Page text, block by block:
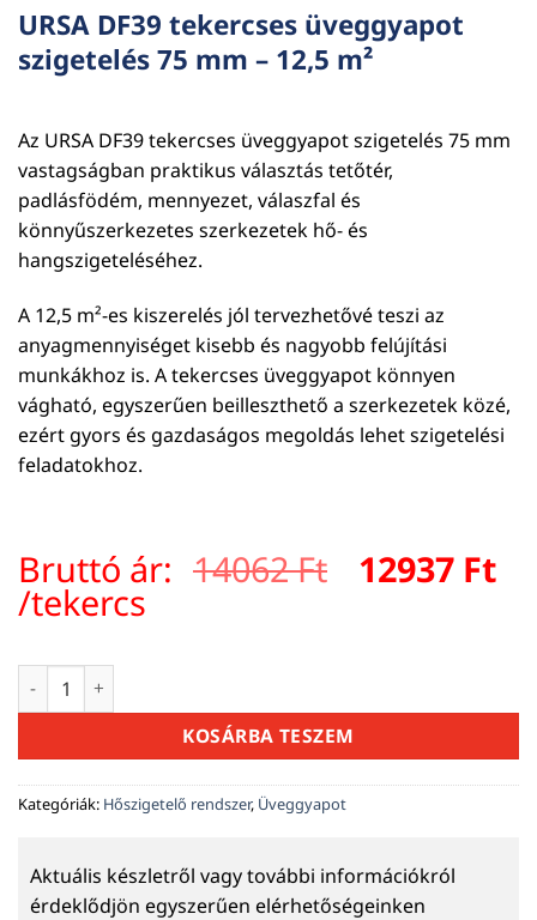
URSA DF39 tekercses üveggyapot
szigetelés 75 mm – 12,5 m²
Az URSA DF39 tekercses üveggyapot szigetelés 75 mm
vastagságban praktikus választás tetőtér,
padlásfödém, mennyezet, válaszfal és
könnyűszerkezetes szerkezetek hő- és
hangszigeteléséhez.
A 12,5 m²-es kiszerelés jól tervezhetővé teszi az
anyagmennyiséget kisebb és nagyobb felújítási
munkákhoz is. A tekercses üveggyapot könnyen
vágható, egyszerűen beilleszthető a szerkezetek közé,
ezért gyors és gazdaságos megoldás lehet szigetelési
feladatokhoz.
Bruttó ár: 14062Ft Original
12937 Ft
/tekercs
URSA DF39 tekercses üveggyapot szigetelés 75 mm – 12,5
KOSÁRBA TESZEM
Kategóriák: Hőszigetelő rendszer, Üveggyapot
Aktuális készletről vagy további információkról
érdeklődjön egyszerűen elérhetőségeinken